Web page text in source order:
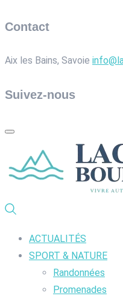
Contact
Aix les Bains, Savoie
Suivez-nous
ACTUALITÉS
SPORT & NATURE
Randonnées
Promenades